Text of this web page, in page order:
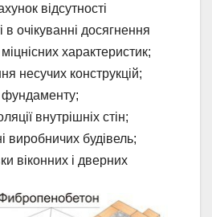
відсутності
в очікуванні досягнення
характеристик;
несучих конструкцій;
фундаменту;
внутрішніх стін;
виробничих будівель;
віконних і дверних